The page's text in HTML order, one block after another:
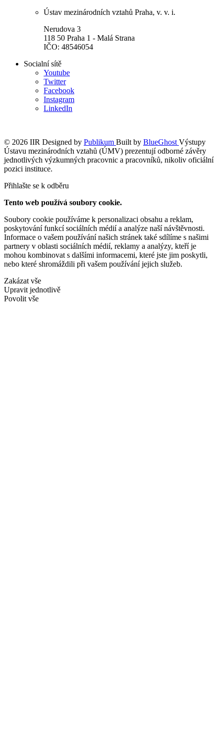
Ústav mezinárodních vztahů Praha, v. v. i.
Nerudova 3
118 50 Praha 1 - Malá Strana
IČO: 48546054
Socialní sítě
Youtube
Twitter
Facebook
Instagram
LinkedIn
© 2026 IIR Designed by Publikum Built by BlueGhost Výstupy
Ústavu mezinárodních vztahů (ÚMV) prezentují odborné závěry
jednotlivých výzkumných pracovnic a pracovníků, nikoliv oficiální
pozici instituce.
Přihlašte se k odběru
Tento web používá soubory cookie.
Soubory cookie používáme k personalizaci obsahu a reklam,
poskytování funkcí sociálních médií a analýze naší návštěvnosti.
Informace o vašem používání našich stránek také sdílíme s našimi
partnery v oblasti sociálních médií, reklamy a analýzy, kteří je
mohou kombinovat s dalšími informacemi, které jste jim poskytli,
nebo které shromáždili při vašem používání jejich služeb.
Zakázat vše
Upravit jednotlivě
Povolit vše